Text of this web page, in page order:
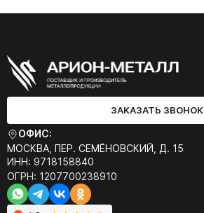
ЗАКАЗАТЬ ЗВОНОК
ОФИС:
МОСКВА, ПЕР. СЕМЁНОВСКИЙ, Д. 15
ИНН: 9718158840
ОГРН: 1207700238910